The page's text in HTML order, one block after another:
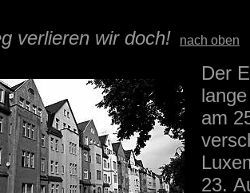
verlieren wir doch! nach oben
Der
am
23.